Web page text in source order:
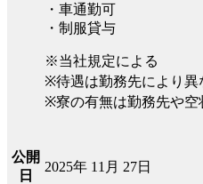
・車通勤可
・制服貸与
※当社規定による
※待遇は勤務先により異
※寮の有無は勤務先や空
公開
日
2025年 11月 27日